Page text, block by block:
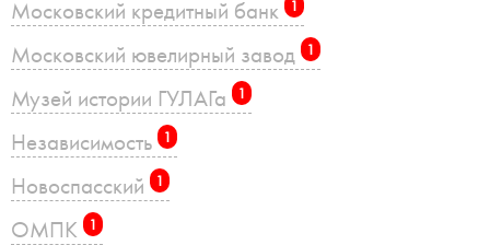
Московский кредитный банк 1
Московский ювелирный завод 1
Музей истории ГУЛАГа 1
Независимость 1
Новоспасский 1
ОМПК 1